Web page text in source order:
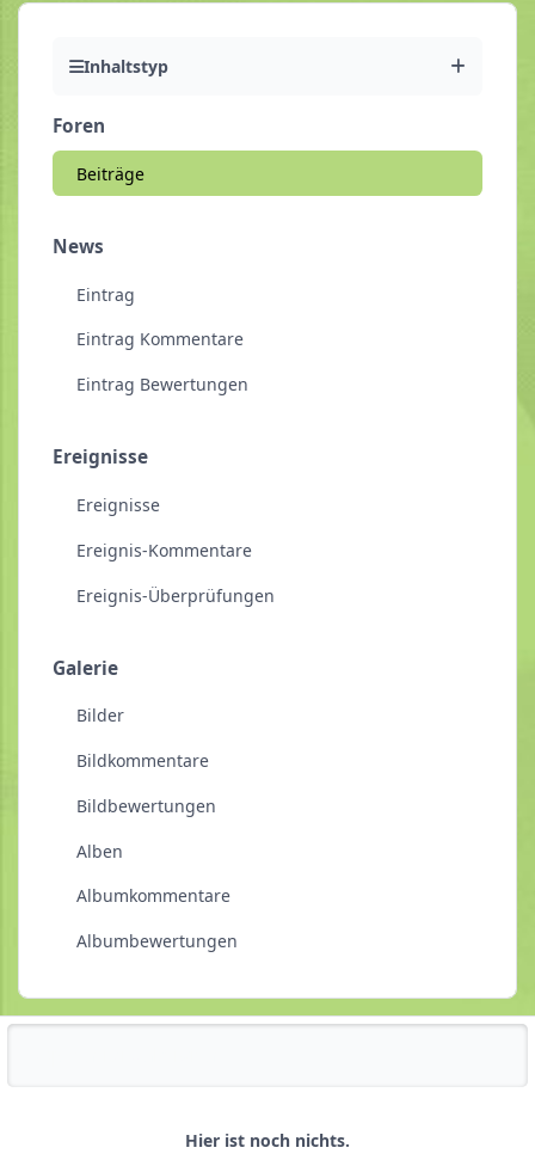
Inhaltstyp
Foren
Beiträge
News
Eintrag
Eintrag Kommentare
Eintrag Bewertungen
Ereignisse
Ereignisse
Ereignis-Kommentare
Ereignis-Überprüfungen
Galerie
Bilder
Bildkommentare
Bildbewertungen
Alben
Albumkommentare
Albumbewertungen
Hier ist noch nichts.